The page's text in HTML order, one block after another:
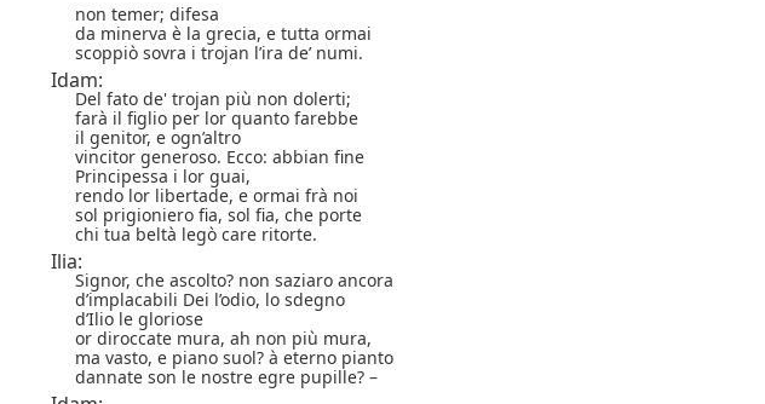
non temer; difesa
da minerva è la grecia, e tutta ormai
scoppiò sovra i trojan l’ira de’ numi.
Idam:
Del fato de' trojan più non dolerti;
farà il figlio per lor quanto farebbe
il genitor, e ogn’altro
vincitor generoso. Ecco: abbian fine
Principessa i lor guai,
rendo lor libertade, e ormai frà noi
sol prigioniero fia, sol fia, che porte
chi tua beltà legò care ritorte.
Ilia:
Signor, che ascolto? non saziaro ancora
d’implacabili Dei l’odio, lo sdegno
d’Ilio le gloriose
or diroccate mura, ah non più mura,
ma vasto, e piano suol? à eterno pianto
dannate son le nostre egre pupille? –